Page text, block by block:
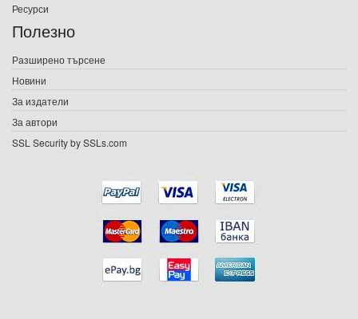
Е-списания
Подаръци
Ваучери
Ресурси
Полезно
Разширено търсене
Новини
За издатели
За автори
SSL Security by SSLs.com